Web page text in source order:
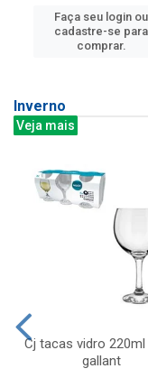
Faça seu login ou
cadastre-se para
comprar.
Inverno
Veja mais
Cj tacas vidro
gallant